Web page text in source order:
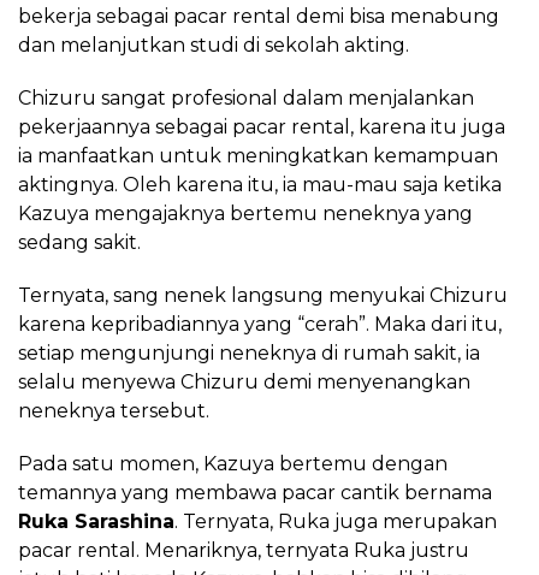
bekerja sebagai pacar rental demi bisa menabung
dan melanjutkan studi di sekolah akting.
Chizuru sangat profesional dalam menjalankan
pekerjaannya sebagai pacar rental, karena itu juga
ia manfaatkan untuk meningkatkan kemampuan
aktingnya. Oleh karena itu, ia mau-mau saja ketika
Kazuya mengajaknya bertemu neneknya yang
sedang sakit.
Ternyata, sang nenek langsung menyukai Chizuru
karena kepribadiannya yang “cerah”. Maka dari itu,
setiap mengunjungi neneknya di rumah sakit, ia
selalu menyewa Chizuru demi menyenangkan
neneknya tersebut.
Pada satu momen, Kazuya bertemu dengan
temannya yang membawa pacar cantik bernama
Ruka Sarashina. Ternyata, Ruka juga merupakan
pacar rental. Menariknya, ternyata Ruka justru